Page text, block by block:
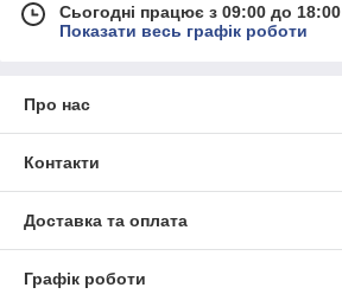
Сьогодні працює з 09:00 до 18:00
Показати весь графік роботи
Про нас
Контакти
Доставка та оплата
Графік роботи